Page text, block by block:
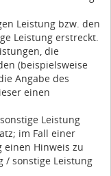
Leistung bzw. den
Leistung erstreckt.
die
(beispielsweise
Angabe des
einen
Leistung
im Fall einer
einen Hinweis zu
/ sonstige Leistung